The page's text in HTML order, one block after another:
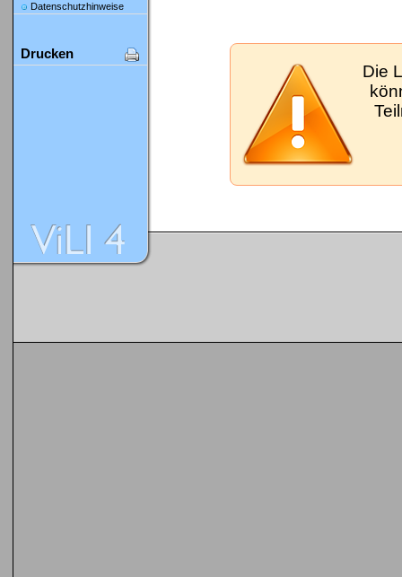
Datenschutzhinweise
Drucken
Die